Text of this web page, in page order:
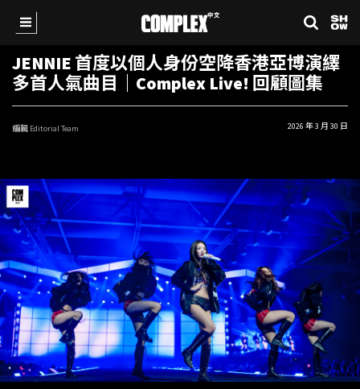
JENNIE 首度以個人身份空降香港亞博演繹
多首人氣曲目｜Complex Live! 回顧圖集
編輯 Editorial Team 2026 年 3 月 30 日